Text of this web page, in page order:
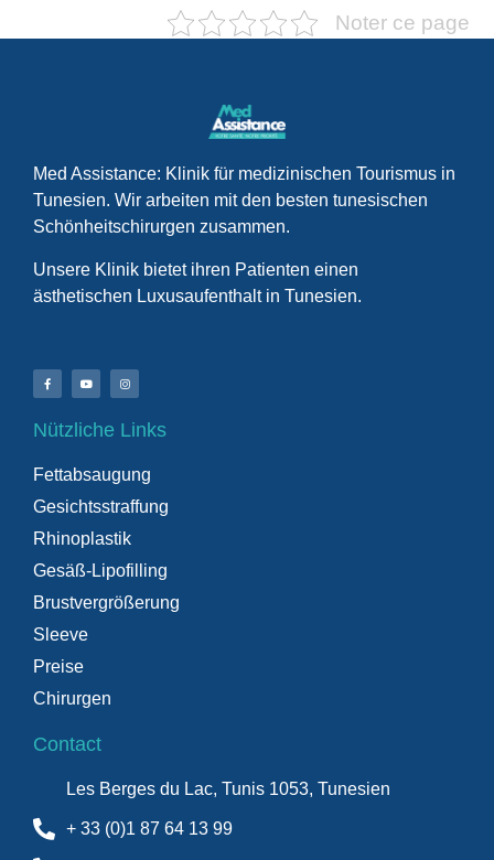
Noter ce page
Med Assistance: Klinik für medizinischen Tourismus in
Tunesien. Wir arbeiten mit den besten tunesischen
Schönheitschirurgen zusammen.
Unsere Klinik bietet ihren Patienten einen
ästhetischen Luxusaufenthalt in Tunesien.
Nützliche Links
Fettabsaugung
Gesichtsstraffung
Rhinoplastik
Gesäß-Lipofilling
Brustvergrößerung
Sleeve
Preise
Chirurgen
Contact
Les Berges du Lac, Tunis 1053, Tunesien
+ 33 (0)1 87 64 13 99